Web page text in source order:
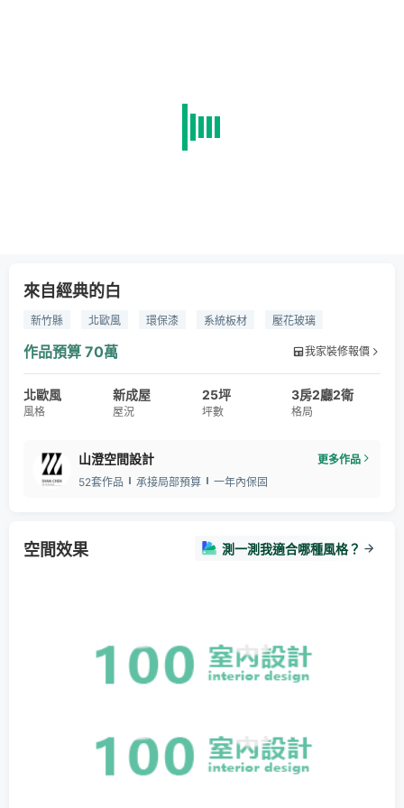
來自經典的白
新竹縣 北歐風 環保漆 系統板材
壓花玻璃
進口壁紙
新竹室內設計
作品預算 70萬 我家裝修報價
北歐風
風格
新成屋
屋況
25坪
坪數
3房2廳2衛
格局
山澄空間設計
更多作品
52套作品
承接局部預算 一年內保固
空間效果 測一測我適合哪種風格？